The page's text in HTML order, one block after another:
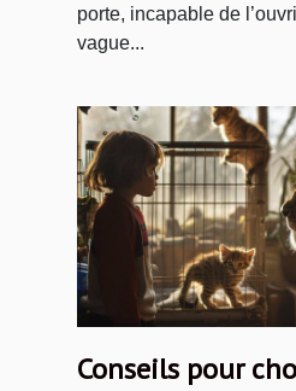
porte, incapable de
vague...
Conseils pour